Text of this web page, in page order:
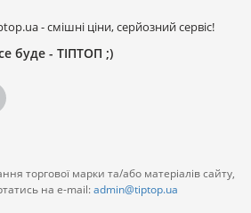
- смішні ціни, серйозний сервіс!
буде - ТІПТОП ;)
торгової марки та/або матеріалів сайту,
на e-mail:admin@tiptop.ua